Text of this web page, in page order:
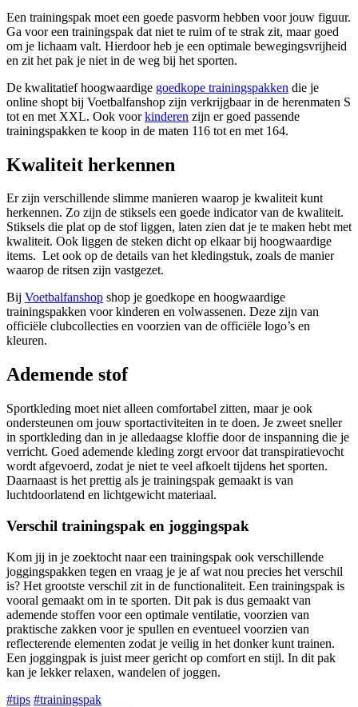
Een trainingspak moet een goede pasvorm hebben voor jouw figuur.
Ga voor een trainingspak dat niet te ruim of te strak zit, maar goed
om je lichaam valt. Hierdoor heb je een optimale bewegingsvrijheid
en zit het pak je niet in de weg bij het sporten.
De kwalitatief hoogwaardige goedkope trainingspakken die je
online shopt bij Voetbalfanshop zijn verkrijgbaar in de herenmaten S
tot en met XXL. Ook voorkinderen zijn er goed passende
trainingspakken te koop in de maten 116 tot en met 164.
Kwaliteit herkennen
Er zijn verschillende slimme manieren waarop je kwaliteit kunt
herkennen. Zo zijn de stiksels een goede indicator van de kwaliteit.
Stiksels die plat op de stof liggen, laten zien dat je te maken hebt met
kwaliteit. Ook liggen de steken dicht op elkaar bij hoogwaardige
items. Let ook op de details van het kledingstuk, zoals de manier
waarop de ritsen zijn vastgezet.
Bij Voetbalfanshop shop je goedkope en hoogwaardige
trainingspakken voor kinderen en volwassenen. Deze zijn van
officiële clubcollecties en voorzien van de officiële logo’s en
kleuren.
Ademende stof
Sportkleding moet niet alleen comfortabel zitten, maar je ook
ondersteunen om jouw sportactiviteiten in te doen. Je zweet sneller
in sportkleding dan in je alledaagse kloffie door de inspanning die je
verricht. Goed ademende kleding zorgt ervoor dat transpiratievocht
wordt afgevoerd, zodat je niet te veel afkoelt tijdens het sporten.
Daarnaast is het prettig als je trainingspak gemaakt is van
luchtdoorlatend en lichtgewicht materiaal.
Verschil trainingspak en joggingspak
Kom jij in je zoektocht naar een trainingspak ook verschillende
joggingspakken tegen en vraag je je af wat nou precies het verschil
is? Het grootste verschil zit in de functionaliteit. Een trainingspak is
vooral gemaakt om in te sporten. Dit pak is dus gemaakt van
ademende stoffen voor een optimale ventilatie, voorzien van
praktische zakken voor je spullen en eventueel voorzien van
reflecterende elementen zodat je veilig in het donker kunt trainen.
Een joggingpak is juist meer gericht op comfort en stijl. In dit pak
kan je lekker relaxen, wandelen of joggen.
#tips #trainingspak